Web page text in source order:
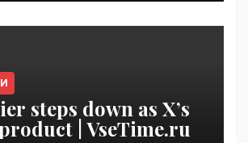
steps down as X’s
| VseTime.ru